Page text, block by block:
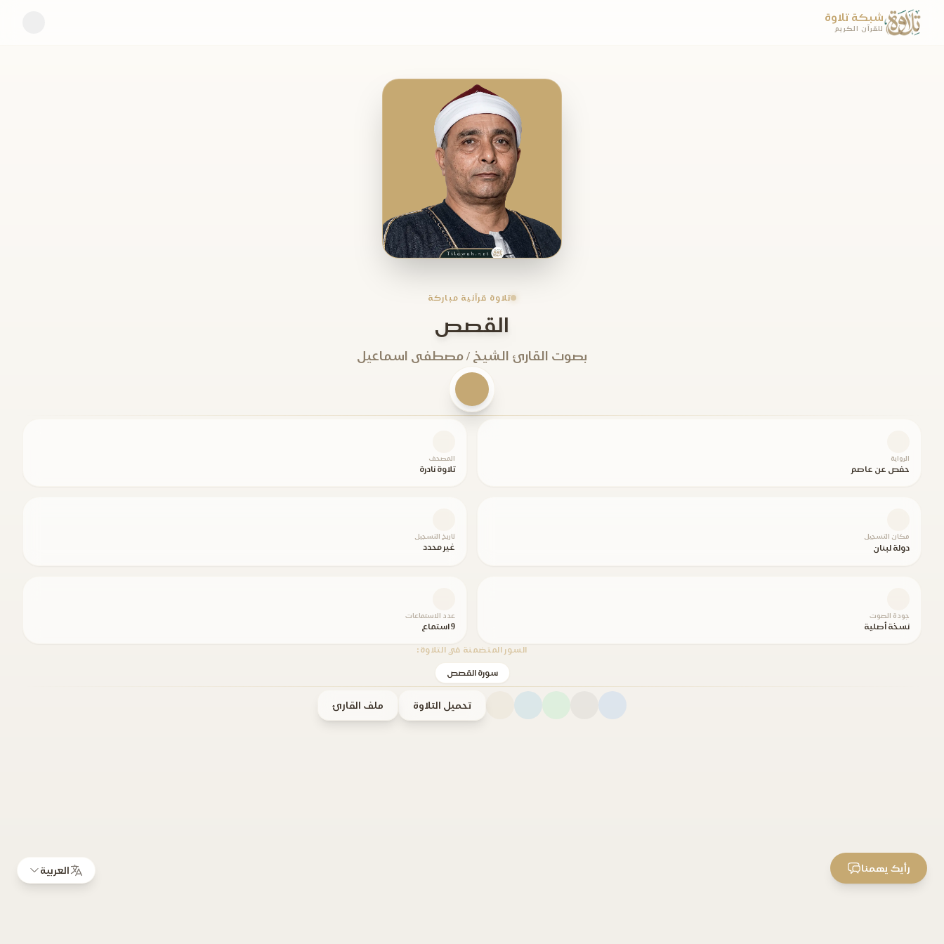
شبكة تلاوة
للقرآن الكريم
تلاوة قرآنية مباركة
القصص
بصوت القارئ الشيخ / مصطفى اسماعيل
الرواية
حفص عن عاصم
المصحف
تلاوة نادرة
مكان التسجيل
دولة لبنان
تاريخ التسجيل
غير محدد
جودة الصوت
نسخة أصلية
عدد الاستماعات
9 استماع
السور المتضمنة في التلاوة:
سورة القصص
تحميل التلاوة ملف القارئ
العربية رأيك يهمنا